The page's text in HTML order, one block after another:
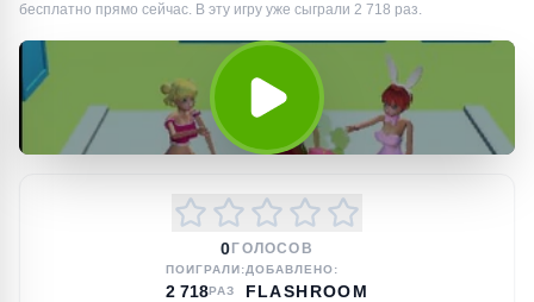
бесплатно прямо сейчас. В эту игру уже сыграли 2 718 раз.
0 ГОЛОСОВ
ПОИГРАЛИ:
2 718РАЗ
ДОБАВЛЕНО:
FLASHROOM